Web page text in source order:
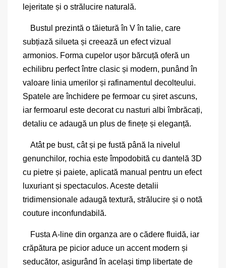
lejeritate și o strălucire naturală.
Bustul prezintă o tăietură în V în talie, care
subțiază silueta și creează un efect vizual
armonios. Forma cupelor ușor bărcuță oferă un
echilibru perfect între clasic și modern, punând în
valoare linia umerilor și rafinamentul decolteului.
Spatele are închidere pe fermoar cu șiret ascuns,
iar fermoarul este decorat cu nasturi albi îmbrăcați,
detaliu ce adaugă un plus de finețe și eleganță.
Atât pe bust, cât și pe fustă până la nivelul
genunchilor, rochia este împodobită cu dantelă 3D
cu pietre și paiete, aplicată manual pentru un efect
luxuriant și spectaculos. Aceste detalii
tridimensionale adaugă textură, strălucire și o notă
couture inconfundabilă.
Fusta A-line din organza are o cădere fluidă, iar
crăpătura pe picior aduce un accent modern și
seducător, asigurând în același timp libertate de